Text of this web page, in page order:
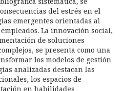
del estrés en el
emergentes orientadas al
La innovación social,
de soluciones
se presenta como una
los modelos de gestión
analizadas destacan las
los espacios de
en habilidades